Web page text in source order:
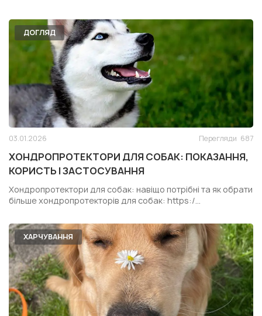
одного сегмента — Acana Puppy Recipe і Orijen Pupp...
ДОГЛЯД
03.01.2026 Перегляди 687
ХОНДРОПРОТЕКТОРИ ДЛЯ СОБАК: ПОКАЗАННЯ,
КОРИСТЬ І ЗАСТОСУВАННЯ
Хондропротектори для собак: навіщо потрібні та як обрати
більше хондропротекторів для собак: https:/...
ХАРЧУВАННЯ